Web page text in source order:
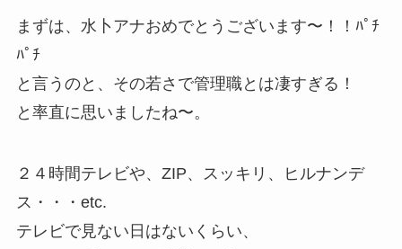
まずは、水卜アナおめでとうございます〜！！ﾊﾟﾁ
ﾊﾟﾁ
と言うのと、その若さで管理職とは凄すぎる！
と率直に思いましたね〜。
２４時間テレビや、ZIP、スッキリ、ヒルナンデ
ス・・・etc.
テレビで見ない日はないくらい、